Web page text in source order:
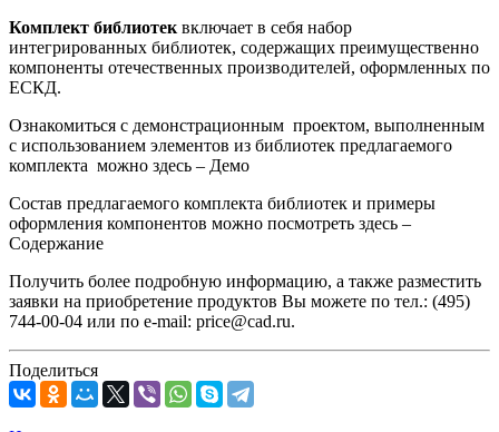
Комплект библиотек включает в себя набор
интегрированных библиотек, содержащих преимущественно
компоненты отечественных производителей, оформленных по
ЕСКД.
Ознакомиться с демонстрационным проектом, выполненным
с использованием элементов из библиотек предлагаемого
комплекта можно здесь – Демо
Состав предлагаемого комплекта библиотек и примеры
оформления компонентов можно посмотреть здесь –
Содержание
Получить более подробную информацию, а также разместить
заявки на приобретение продуктов Вы можете по тел.: (495)
744-00-04 или по e-mail: price@cad.ru.
Поделиться